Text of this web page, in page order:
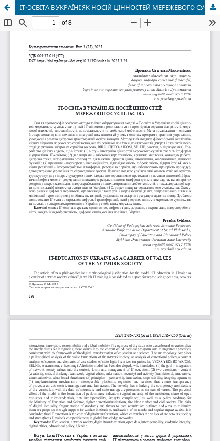
IT-ОСВІТА В УКРАЇНІ ЯК НОСІЙ ЦІННОСТЕЙ МЕРЕЖЕВОГО СУСПІЛЬСТВА